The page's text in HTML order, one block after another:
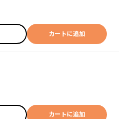
カートに追加
カートに追加